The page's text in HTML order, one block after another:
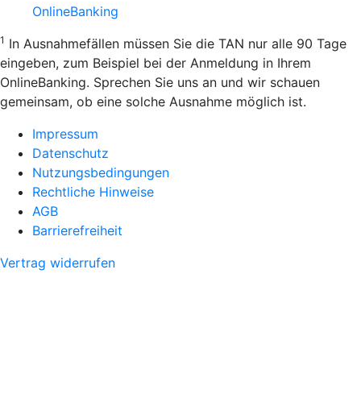
OnlineBanking
1 In Ausnahmefällen müssen Sie die TAN nur alle 90 Tage
eingeben, zum Beispiel bei der Anmeldung in Ihrem
OnlineBanking. Sprechen Sie uns an und wir schauen
gemeinsam, ob eine solche Ausnahme möglich ist.
Impressum
Datenschutz
Nutzungsbedingungen
Rechtliche Hinweise
AGB
Barrierefreiheit
Vertrag widerrufen